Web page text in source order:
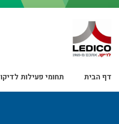
דף הבית תחומי פעילות לדיקו